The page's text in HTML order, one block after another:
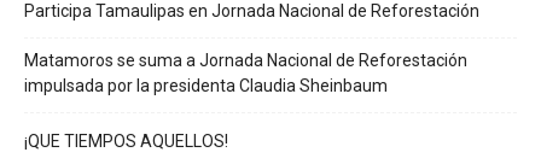
Participa Tamaulipas en Jornada Nacional de Reforestación
Matamoros se suma a Jornada Nacional de Reforestación
impulsada por la presidenta Claudia Sheinbaum
¡QUE TIEMPOS AQUELLOS!